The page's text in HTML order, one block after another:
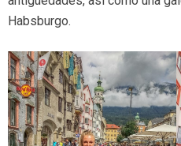
Habsburgo.